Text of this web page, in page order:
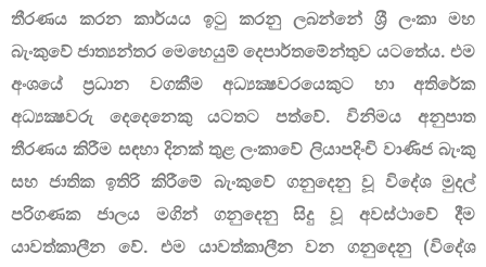
තීරණය කරන කාර්යය ඉටු කරනු ලබන්නේ ශ‍්‍රී ලංකා මහ
බැංකුවේ ජාත්‍යන්තර මෙහෙයුම් දෙපාර්තමේන්තුව යටතේය. එම
අංශයේ ප‍්‍රධාන වගකීම අධ්‍යක්‍ෂවරයෙකුට හා අතිරේක
අධ්‍යක්‍ෂවරු දෙදෙනෙකු යටතට පත්වේ. විනිමය අනුපාත
තීරණය කිරීම සඳහා දිනක් තුළ ලංකාවේ ලියාපදිංචි වාණිජ බැංකු
සහ ජාතික ඉතිරි කිරීමේ බැංකුවේ ගනුදෙනු වූ විදේශ මුදල්
පරිගණක ජාලය මගින් ගනුදෙනු සිදු වූ අවස්ථාවේ දීම
යාවත්කාලීන වේ. එම යාවත්කාලීන වන ගනුදෙනු (විදේශ